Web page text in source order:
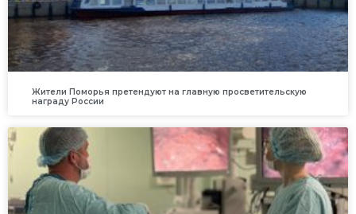
Жители Поморья претендуют на главную просветительскую
награду России